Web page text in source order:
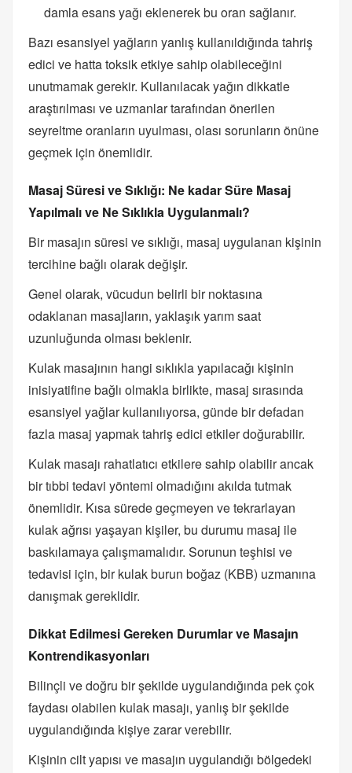
damla esans yağı eklenerek bu oran sağlanır.
Bazı esansiyel yağların yanlış kullanıldığında tahriş
edici ve hatta toksik etkiye sahip olabileceğini
unutmamak gerekir. Kullanılacak yağın dikkatle
araştırılması ve uzmanlar tarafından önerilen
seyreltme oranların uyulması, olası sorunların önüne
geçmek için önemlidir.
Masaj Süresi ve Sıklığı: Ne kadar Süre Masaj
Yapılmalı ve Ne Sıklıkla Uygulanmalı?
Bir masajın süresi ve sıklığı, masaj uygulanan kişinin
tercihine bağlı olarak değişir.
Genel olarak, vücudun belirli bir noktasına
odaklanan masajların, yaklaşık yarım saat
uzunluğunda olması beklenir.
Kulak masajının hangi sıklıkla yapılacağı kişinin
inisiyatifine bağlı olmakla birlikte, masaj sırasında
esansiyel yağlar kullanılıyorsa, günde bir defadan
fazla masaj yapmak tahriş edici etkiler doğurabilir.
Kulak masajı rahatlatıcı etkilere sahip olabilir ancak
bir tıbbi tedavi yöntemi olmadığını akılda tutmak
önemlidir. Kısa sürede geçmeyen ve tekrarlayan
kulak ağrısı yaşayan kişiler, bu durumu masaj ile
baskılamaya çalışmamalıdır. Sorunun teşhisi ve
tedavisi için, bir kulak burun boğaz (KBB) uzmanına
danışmak gereklidir.
Dikkat Edilmesi Gereken Durumlar ve Masajın
Kontrendikasyonları
Bilinçli ve doğru bir şekilde uygulandığında pek çok
faydası olabilen kulak masajı, yanlış bir şekilde
uygulandığında kişiye zarar verebilir.
Kişinin cilt yapısı ve masajın uygulandığı bölgedeki